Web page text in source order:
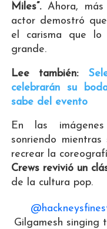
Miles”.Ahora, más
actor demostró
el carisma que lo
grande.
Lee también:
celebrarán su
sabe del evento
En las
sonriendo
recrear la
Crews revivió un
de la cultura pop.
Gilgamesh singing